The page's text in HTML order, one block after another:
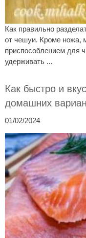
Как правильно
от чешуи. Кроме ножа,
приспособлением для
удерживать ...
Как быстро и
домашних
01/02/2024